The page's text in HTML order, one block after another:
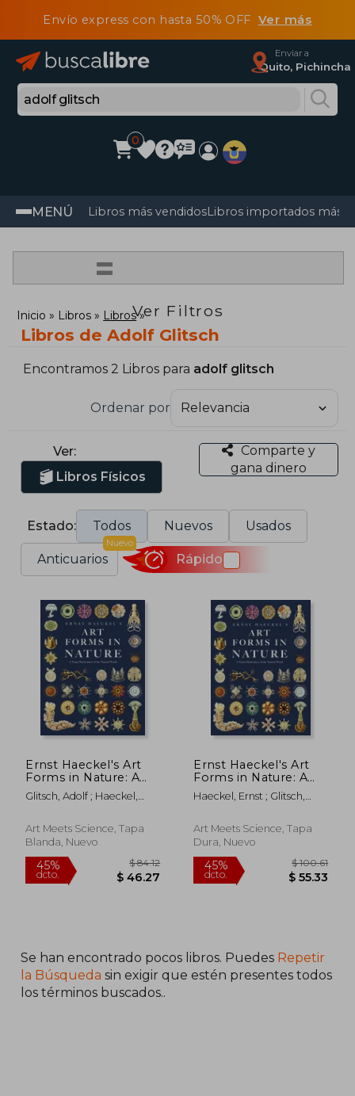
Envío express con hasta 50% OFF Ver más
Enviar a
Quito, Pichincha
0
MENÚ Libros más vendidosLibros importados más
=
Ver Filtros
Inicio Libros Libros
Libros de Adolf Glitsch
Encontramos 2 Libros para adolf glitsch
Ordenar por
Ver:
Libros Físicos
Comparte y
gana dinero
Estado: Todos Nuevos Usados
Anticuarios
Nuevo
Rápido
Ernst Haeckel's Art
Forms in Nature: A
Visual Masterpiece of
the Natural World (en
Glitsch, Adolf ; Haeckel,
Art Meets Science, Tapa
Blanda, Nuevo
45%
dcto.
$ 84.12
$ 46.27
Ernst Haeckel's Art
Forms in Nature: A
Visual Masterpiece of
the Natural World (en
Haeckel, Ernst ; Glitsch,
Art Meets Science, Tapa
Dura, Nuevo
45%
dcto. $
Se han encontrado pocos libros. Puedes Repetir
la Búsqueda sin exigir que estén presentes todos
los términos buscados..